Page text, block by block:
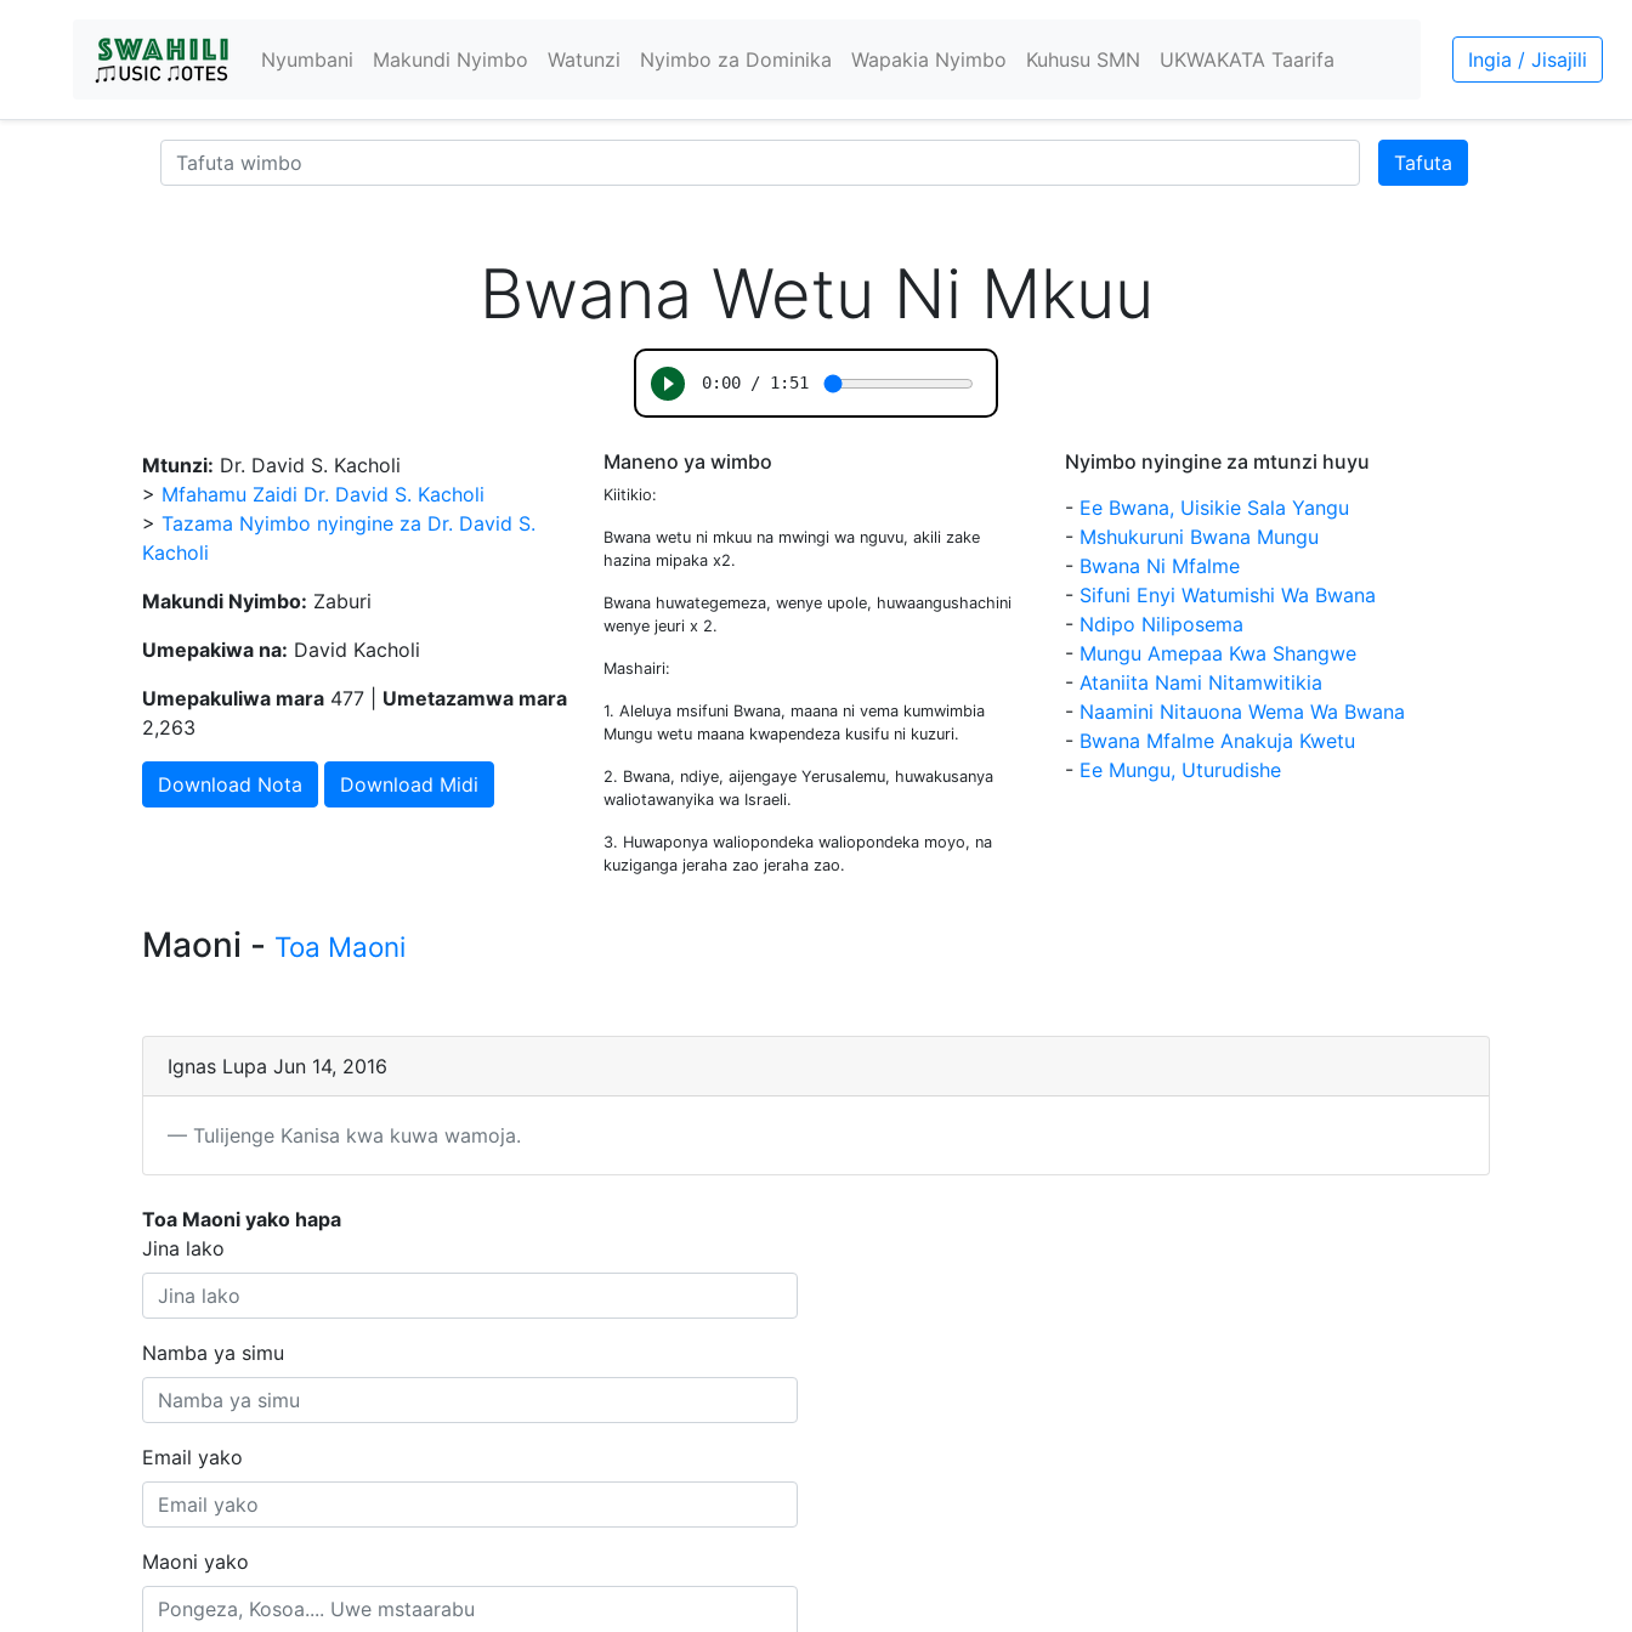
Nyumbani Makundi Nyimbo Watunzi Nyimbo za Dominika Wapakia Nyimbo Kuhusu SMN UKWAKATA Taarifa Ingia / Jisajili
Tafuta
Bwana Wetu Ni Mkuu
Mtunzi: Dr. David S. Kacholi
> Mfahamu Zaidi Dr. David S. Kacholi
> Tazama Nyimbo nyingine za Dr. David S.
Kacholi
Makundi Nyimbo: Zaburi
Umepakiwa na: David Kacholi
Umepakuliwa mara 477 | Umetazamwa mara
2,263
Download Nota Download Midi
Maneno ya wimbo
Kiitikio:
Bwana wetu ni mkuu na mwingi wa nguvu, akili zake
hazina mipaka x2.
Bwana huwategemeza, wenye upole, huwaangushachini
wenye jeuri x 2.
Mashairi:
1. Aleluya msifuni Bwana, maana ni vema kumwimbia
Mungu wetu maana kwapendeza kusifu ni kuzuri.
2. Bwana, ndiye, aijengaye Yerusalemu, huwakusanya
waliotawanyika wa Israeli.
3. Huwaponya waliopondeka waliopondeka moyo, na
kuziganga jeraha zao jeraha zao.
Nyimbo nyingine za mtunzi huyu
- Ee Bwana, Uisikie Sala Yangu
- Mshukuruni Bwana Mungu
- Bwana Ni Mfalme
- Sifuni Enyi Watumishi Wa Bwana
- Ndipo Niliposema
- Mungu Amepaa Kwa Shangwe
- Ataniita Nami Nitamwitikia
- Naamini Nitauona Wema Wa Bwana
- Bwana Mfalme Anakuja Kwetu
- Ee Mungu, Uturudishe
Maoni - Toa Maoni
Ignas Lupa Jun 14, 2016
Tulijenge Kanisa kwa kuwa wamoja.
Toa Maoni yako hapa
Jina lako
Namba ya simu
Email yako
Maoni yako